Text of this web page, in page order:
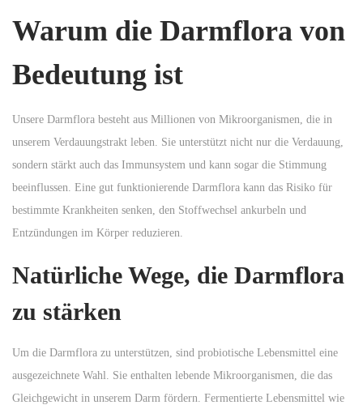
o
n
n
Warum die Darmflora von
Bedeutung ist
Unsere Darmflora besteht aus Millionen von Mikroorganismen, die in
unserem Verdauungstrakt leben. Sie unterstützt nicht nur die Verdauung,
sondern stärkt auch das Immunsystem und kann sogar die Stimmung
beeinflussen. Eine gut funktionierende Darmflora kann das Risiko für
bestimmte Krankheiten senken, den Stoffwechsel ankurbeln und
Entzündungen im Körper reduzieren.
Natürliche Wege, die Darmflora
zu stärken
Um die Darmflora zu unterstützen, sind probiotische Lebensmittel eine
ausgezeichnete Wahl. Sie enthalten lebende Mikroorganismen, die das
Gleichgewicht in unserem Darm fördern. Fermentierte Lebensmittel wie